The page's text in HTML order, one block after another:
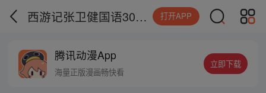
西游记张卫健国语30集电视剧 打开APP
腾讯动漫App
海量正版漫画畅快看
立即下载